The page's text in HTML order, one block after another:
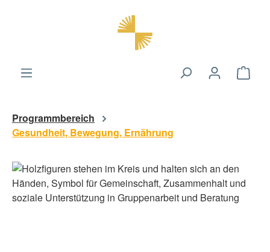
Programmbereich
Gesundheit, Bewegung, Ernährung